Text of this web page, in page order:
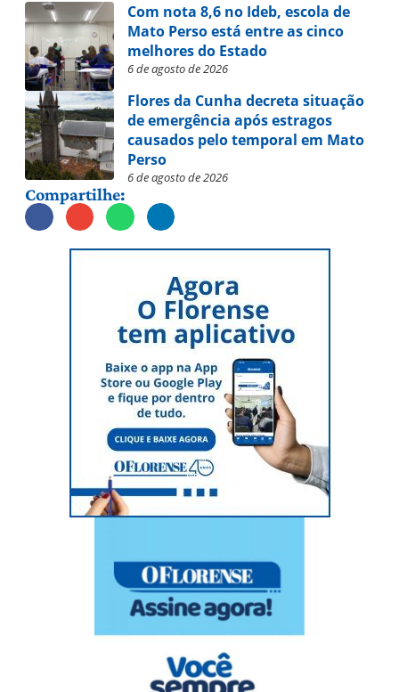
Com nota 8,6 no Ideb, escola de
Mato Perso está entre as cinco
melhores do Estado
6 de agosto de 2026
Flores da Cunha decreta situação
de emergência após estragos
causados pelo temporal em Mato
Perso
6 de agosto de 2026
Compartilhe: